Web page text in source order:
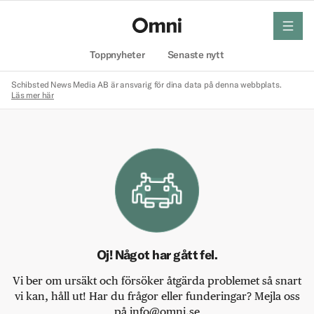
Toppnyheter Senaste nytt
meny
Schibsted News Media AB är ansvarig för dina data på denna webbplats.
Läs mer här
Oj! Något har gått fel.
Vi ber om ursäkt och försöker åtgärda problemet så snart
vi kan, håll ut! Har du frågor eller funderingar? Mejla oss